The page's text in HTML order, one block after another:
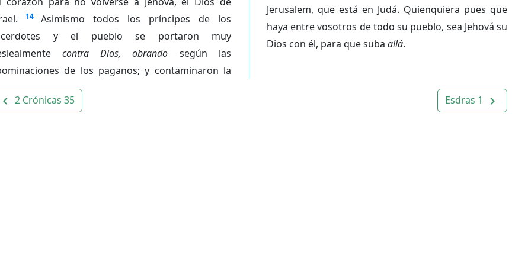
14
Asimismo todos los príncipes de los
y el pueblo se portaron muy
contra Dios, obrando según las
de los paganos; y contaminaron la
Jerusalem, que está en Judá. Quienquiera pues que
haya entre vosotros de todo su pueblo, sea Jehová su
Dios con él, para que suba allá.
navigate_before 2 Crónicas 35 Esdras 1 navigate_next